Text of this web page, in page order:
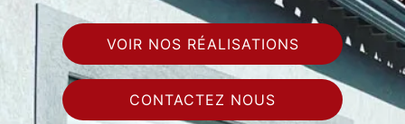
VOIR NOS RÉALISATIONS
CONTACTEZ NOUS